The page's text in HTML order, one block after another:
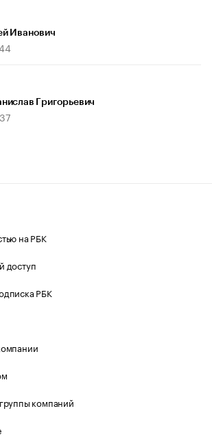
Иванович
Григорьевич
на РБК
доступ
РБК
компаний